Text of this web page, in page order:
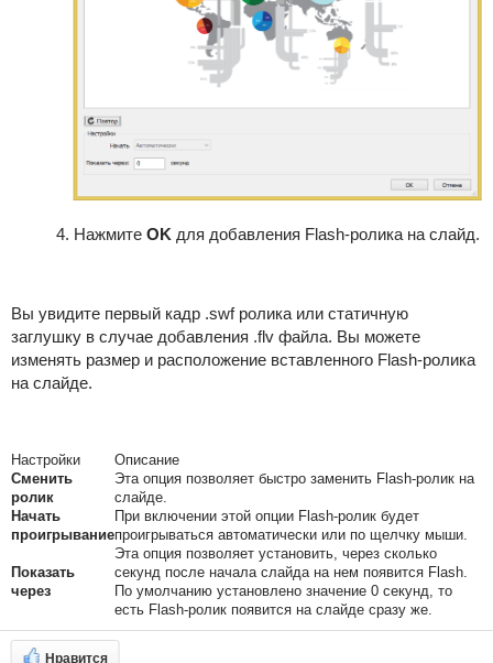
Нажмите OK для добавления Flash-ролика на слайд.
Вы увидите первый кадр .swf ролика или статичную
заглушку в случае добавления .flv файла. Вы можете
изменять размер и расположение вставленного Flash-ролика
на слайде.
Настройки
Описание
Сменить
ролик
Эта опция позволяет быстро заменить Flash-ролик на
слайде.
Начать
проигрывание
При включении этой опции Flash-ролик будет
проигрываться автоматически или по щелчку мыши.
Показать
через
Эта опция позволяет установить, через сколько
секунд после начала слайда на нем появится Flash.
По умолчанию установлено значение 0 секунд, то
есть Flash-ролик появится на слайде сразу же.
Нравится